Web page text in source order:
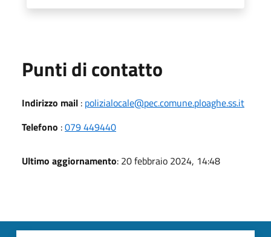
Punti di contatto
Indirizzo mail : polizialocale@pec.comune.ploaghe.ss.it
Telefono :079 449440
Ultimo aggiornamento: 20 febbraio 2024, 14:48